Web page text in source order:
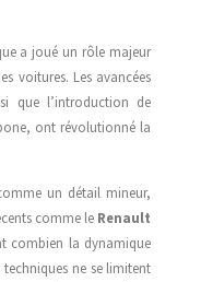
a joué un rôle majeur
voitures. Les avancées
que l’introduction de
ont révolutionné la
un détail mineur,
comme le Renault
combien la dynamique
ne se limitent